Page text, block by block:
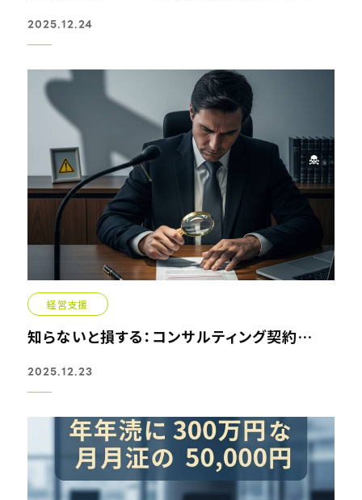
2025.12.24
経営支援
知らないと損する：コンサルティング契約の隠れたリスクと対策
2025.12.23